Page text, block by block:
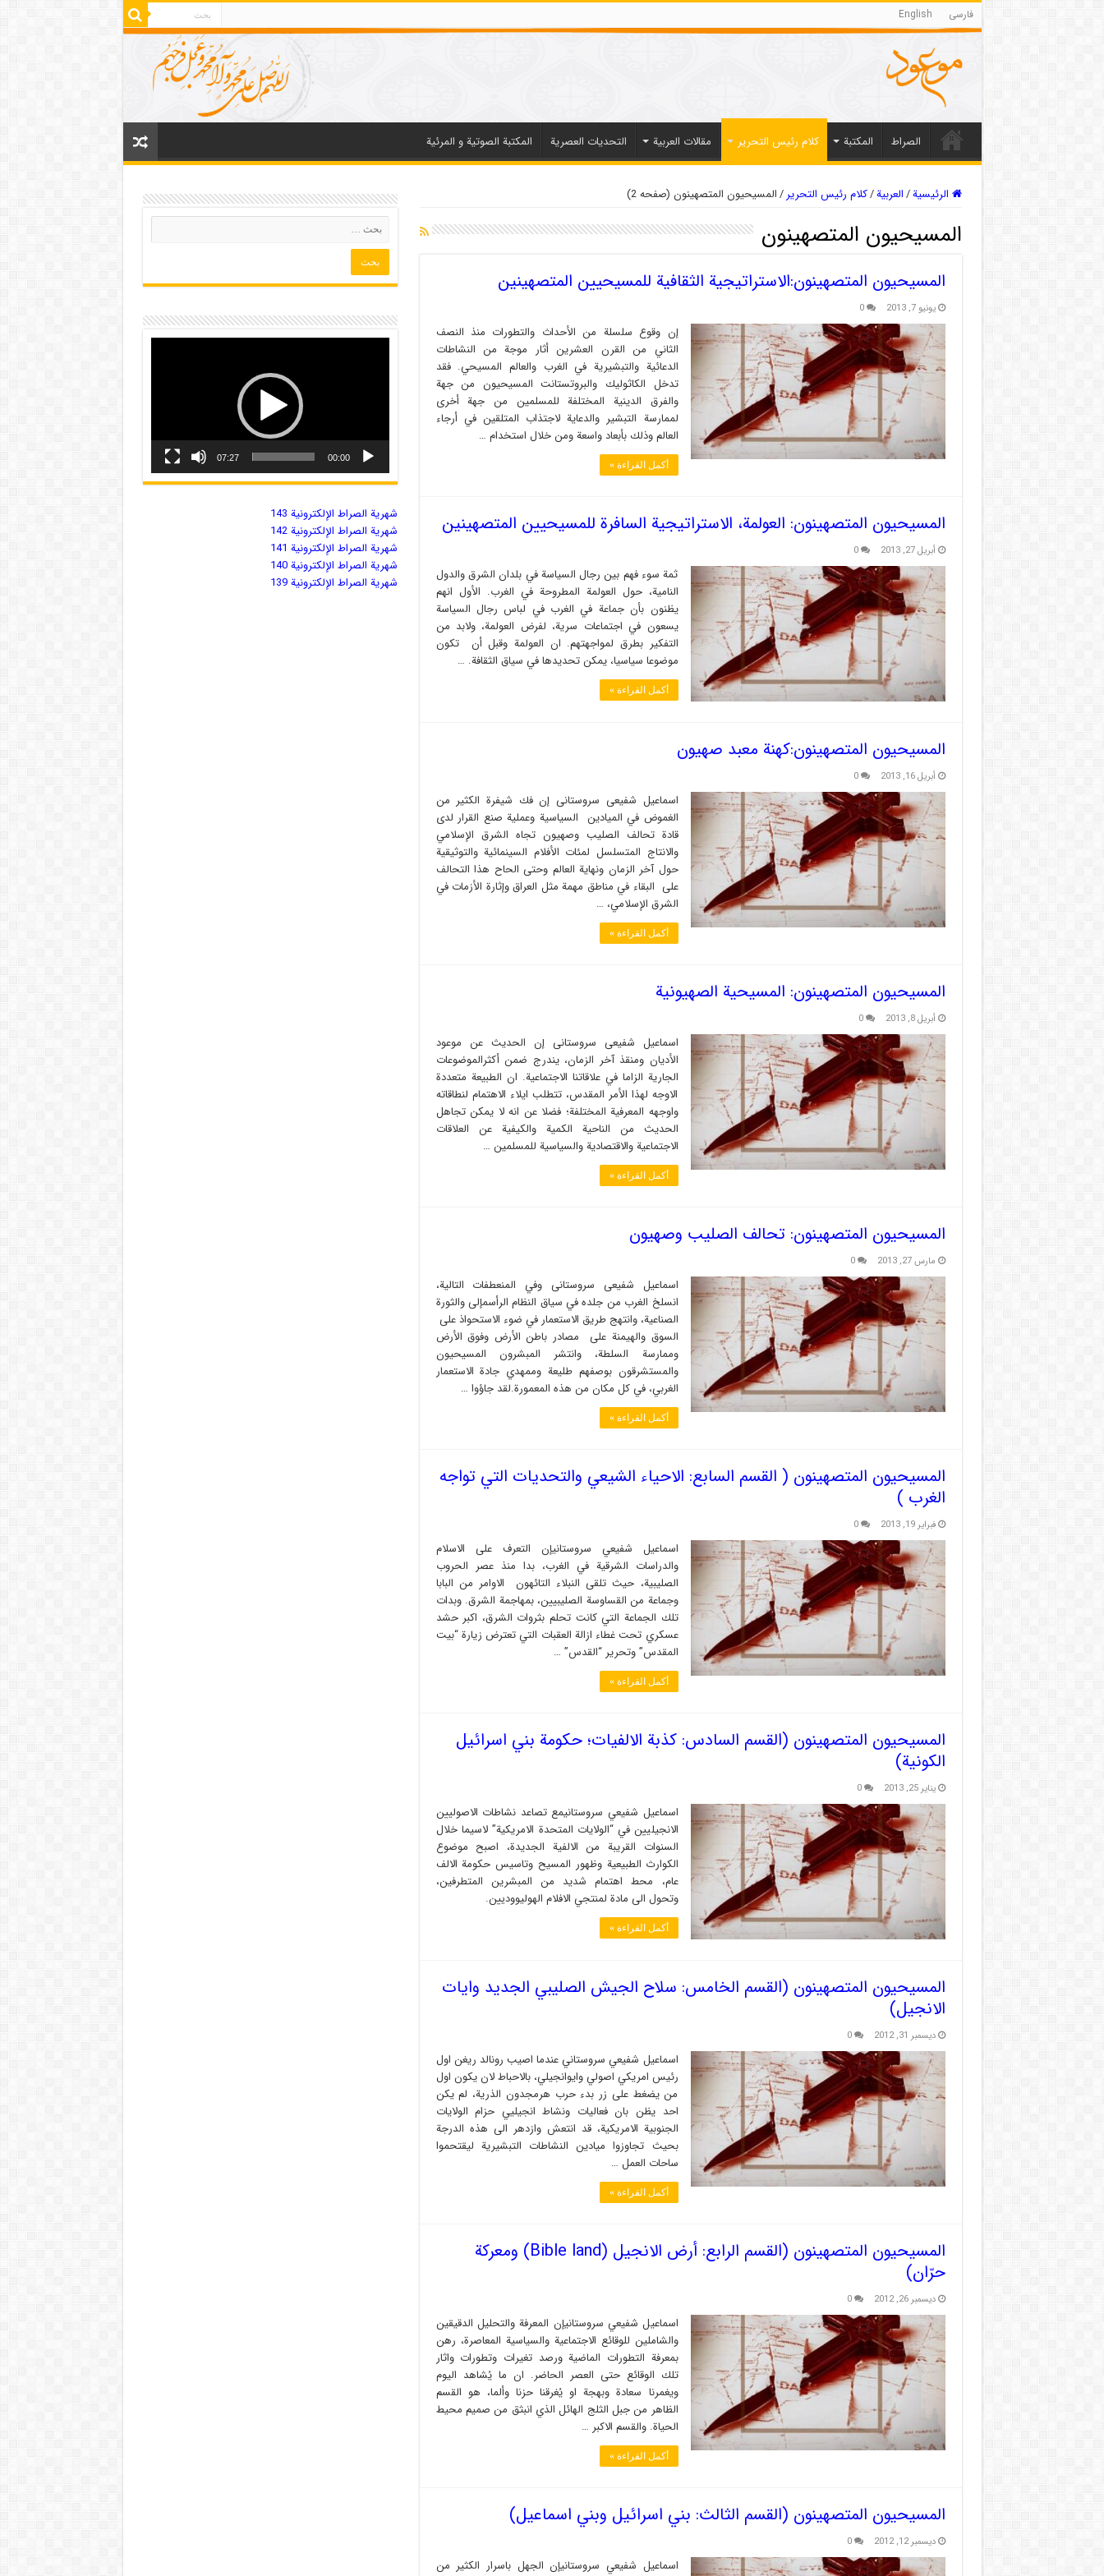
فارسی English
الصراط المکتبة كلام رئيس التحرير مقالات العربیة التحديات العصرية المكتبة الصوتية و المرئية
الرئيسية/العربیة/كلام رئيس التحرير /المسیحیون المتصهینون (صفحه 2)
المسیحیون المتصهینون
المسيحيون المتصهينون:الاستراتيجية الثقافية للمسيحيين المتصهينين
يونيو 7, 2013 0
إن وقوع سلسلة من الأحداث والتطورات منذ النصف
الثاني من القرن العشرين أثار موجة من النشاطات
الدعائية والتبشيرية في الغرب والعالم المسيحي. فقد
تدخل الكاثوليك والبروتستانت المسيحيون من جهة
والفرق الدينية المختلفة للمسلمين من جهة أخرى
لممارسة التبشير والدعاية لاجتذاب المتلقين في أرجاء
العالم وذلك بأبعاد واسعة ومن خلال استخدام …
أكمل القراءة »
المسيحيون المتصهينون: العولمة، الاستراتيجية السافرة للمسيحيين المتصهينين
أبريل 27, 2013 0
ثمة سوء فهم بين رجال السياسة في بلدان الشرق والدول
النامية، حول العولمة المطروحة في الغرب. الأول انهم
يظنون بأن جماعة في الغرب في لباس رجال السياسة
يسعون في اجتماعات سرية، لفرض العولمة، ولابد من
التفكير بطرق لمواجهتهم. ان العولمة وقبل أن تكون
موضوعا سياسيا، يمكن تحديدها في سياق الثقافة. …
أكمل القراءة »
المسيحيون المتصهينون:كهنة معبد صهيون
أبريل 16, 2013 0
اسماعیل شفیعی سروستانی إن فك شيفرة الكثير من
الغموض في الميادين السياسية وعملية صنع القرار لدى
قادة تحالف الصليب وصهيون تجاه الشرق الإسلامي
والانتاج المتسلسل لمئات الأفلام السينمائية والتوثيقية
حول آخر الزمان ونهاية العالم وحتى الحاح هذا التحالف
على البقاء في مناطق مهمة مثل العراق وإثارة الأزمات في
الشرق الإسلامي، …
أكمل القراءة »
المسيحيون المتصهينون: المسيحية الصهيونية
أبريل 8, 2013 0
اسماعیل شفیعی سروستانی إن الحديث عن موعود
الأديان ومنقذ آخر الزمان، يندرج ضمن أكثرالموضوعات
الجارية الزاما في علاقاتنا الاجتماعية. ان الطبيعة متعددة
الاوجه لهذا الأمر المقدس، تتطلب ايلاء الاهتمام لنطاقاته
واوجهه المعرفية المختلفة؛ فضلا عن انه لا يمكن تجاهل
الحديث من الناحية الكمية والكيفية عن العلاقات
الاجتماعية والاقتصادية والسياسية للمسلمين …
أكمل القراءة »
المسيحيون المتصهينون: تحالف الصليب وصهيون
مارس 27, 2013 0
اسماعیل شفیعی سروستانی وفي المنعطفات التالية،
انسلخ الغرب من جلده في سياق النظام الرأسمإلى والثورة
الصناعية، وانتهج طريق الاستعمار في ضوء الاستحواذ على
السوق والهيمنة على مصادر باطن الأرض وفوق الأرض
وممارسة السلطة، وانتشر المبشرون المسيحيون
والمستشرقون بوصفهم طليعة وممهدي جادة الاستعمار
الغربي، في كل مكان من هذه المعمورة.لقد جاؤوا …
أكمل القراءة »
المسيحيون المتصهينون ( القسم السابع: الاحياء الشيعي والتحديات التي تواجه
الغرب )
فبراير 19, 2013 0
اسماعیل شفيعي سروستانيإن التعرف على الاسلام
والدراسات الشرقية في الغرب، بدا منذ عصر الحروب
الصليبية، حيث تلقى النبلاء التائهون الاوامر من البابا
وجماعة من القساوسة الصليبيين، بمهاجمة الشرق. وبدات
تلك الجماعة التي كانت تحلم بثروات الشرق، اكبر حشد
عسكري تحت غطاء ازالة العقبات التي تعترض زيارة “بيت
المقدس” وتحرير “القدس” …
أكمل القراءة »
المسيحيون المتصهينون (القسم السادس: كذبة الالفيات؛ حكومة بني اسرائيل
الكونية)
يناير 25, 2013 0
اسماعیل شفيعي سروستانيمع تصاعد نشاطات الاصوليين
الانجيليين في “الولايات المتحدة الامريكية” لاسيما خلال
السنوات القريبة من الالفية الجديدة، اصبح موضوع
الكوارث الطبيعية وظهور المسيح وتاسيس حكومة الالف
عام، محط اهتمام شديد من المبشرين المتطرفين،
وتحول الى مادة لمنتجي الافلام الهوليووديين.
أكمل القراءة »
المسيحيون المتصهينون (القسم الخامس: سلاح الجيش الصليبي الجديد وايات
الانجيل)
ديسمبر 31, 2012 0
اسماعیل شفيعي سروستاني عندما اصيب رونالد ريغن اول
رئيس امريكي اصولي وايوانجيلي، بالاحباط لان يكون اول
من يضغط على زر بدء حرب هرمجدون الذرية، لم يكن
احد يظن بان فعاليات ونشاط انجيليي حزام الولايات
الجنوبية الامريكية، قد انتعش وازدهر الى هذه الدرجة
بحيث تجاوزوا ميادين النشاطات التبشيرية ليقتحموا
ساحات العمل …
أكمل القراءة »
المسيحيون المتصهينون (القسم الرابع: أرض الانجيل (Bible land) ومعركة
حرّان)
ديسمبر 26, 2012 0
اسماعیل شفيعي سروستانيإن المعرفة والتحليل الدقيقين
والشاملين للوقائع الاجتماعية والسياسية المعاصرة، رهن
بمعرفة التطورات الماضية ورصد تغيرات وتطورات واثار
تلك الوقائع حتى العصر الحاضر. ان ما يُشاهد اليوم
ويغمرنا سعادة وبهجة او يُغرقنا حزنا وألما، هو القسم
الظاهر من جبل الثلج الهائل الذي انبثق من صميم محيط
الحياة. والقسم الاكبر …
أكمل القراءة »
المسيحيون المتصهينون (القسم الثالث: بني اسرائيل وبني اسماعيل)
ديسمبر 12, 2012 0
اسماعيل شفيعي سروستانيإن الجهل باسرار الكثير من
00:00
07:27
شهریة الصراط الإلكترونية 143
شهریة الصراط الإلكترونية 142
شهریة الصراط الإلكترونية 141
شهریة الصراط الإلكترونية 140
شهریة الصراط الإلكترونية 139